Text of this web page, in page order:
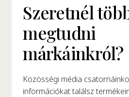
Szeretnél
megtudni
márkáinkról?
Közösségi média
információkat találsz